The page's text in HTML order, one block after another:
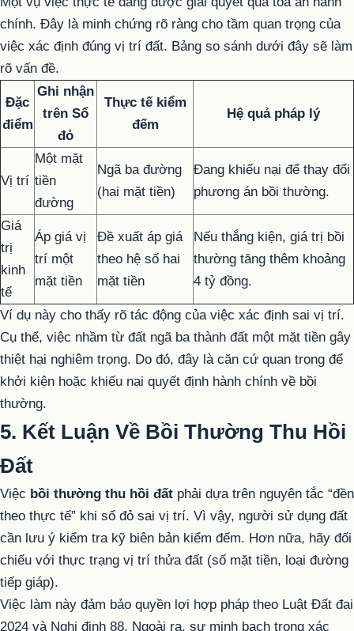
chính. Đây là minh chứng rõ ràng cho tầm quan trọng của
việc xác định đúng vị trí đất. Bảng so sánh dưới đây sẽ làm
rõ vấn đề.
Đặc
điểm
Ghi nhận
trên Sổ
đỏ
Thực tế kiểm
đếm
Hệ quả pháp lý
Vị trí
Một mặt
tiền
đường
Ngã ba đường
(hai mặt tiền)
Đang khiếu nại để thay đổi
phương án bồi thường.
Giá
trị
kinh
tế
Áp giá vị
trí một
mặt tiền
Đề xuất áp giá
theo hệ số hai
mặt tiền
Nếu thắng kiện, giá trị bồi
thường tăng thêm khoảng
4 tỷ đồng.
Ví dụ này cho thấy rõ tác động của việc xác định sai vị trí.
Cụ thể, việc nhầm từ đất ngã ba thành đất một mặt tiền gây
thiệt hại nghiêm trọng. Do đó, đây là căn cứ quan trọng để
khởi kiện hoặc khiếu nại quyết định hành chính về bồi
thường.
5. Kết Luận Về Bồi Thường Thu Hồi
Đất
Việc bồi thường thu hồi đất phải dựa trên nguyên tắc “đền
theo thực tế” khi sổ đỏ sai vị trí. Vì vậy, người sử dụng đất
cần lưu ý kiểm tra kỹ biên bản kiểm đếm. Hơn nữa, hãy đối
chiếu với thực trạng vị trí thửa đất (số mặt tiền, loại đường
tiếp giáp).
Việc làm này đảm bảo quyền lợi hợp pháp theo Luật Đất đai
2024 và Nghị định 88. Ngoài ra, sự minh bạch trong xác